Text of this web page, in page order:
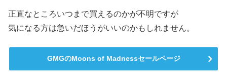
正直なところいつまで買えるのかが不明ですが
気になる方は急いだほうがいいのかもしれません。
GMGのMoons of Madnessセールページ